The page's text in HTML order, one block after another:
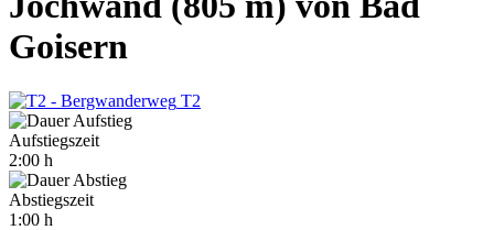
Goisern
T2
Aufstiegszeit
2:00 h
Abstiegszeit
1:00 h